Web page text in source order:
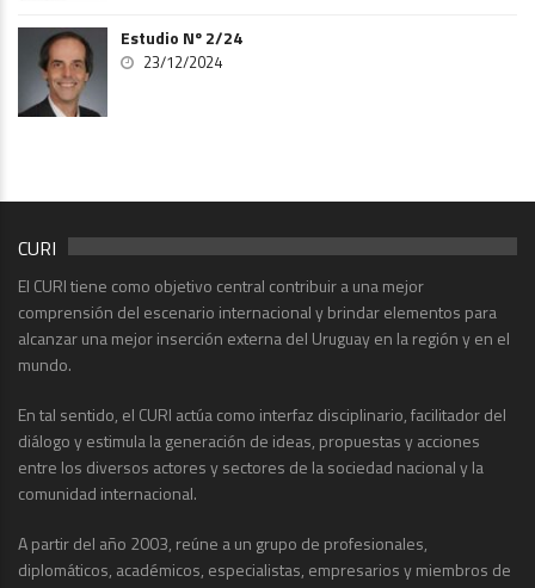
Estudio Nº 2/24
23/12/2024
CURI
El CURI tiene como objetivo central contribuir a una mejor
comprensión del escenario internacional y brindar elementos para
alcanzar una mejor inserción externa del Uruguay en la región y en el
mundo.
En tal sentido, el CURI actúa como interfaz disciplinario, facilitador del
diálogo y estimula la generación de ideas, propuestas y acciones
entre los diversos actores y sectores de la sociedad nacional y la
comunidad internacional.
A partir del año 2003, reúne a un grupo de profesionales,
diplomáticos, académicos, especialistas, empresarios y miembros de